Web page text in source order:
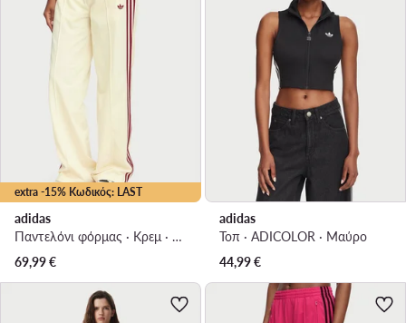
extra -15% Κωδικός: LAST
adidas
Παντελόνι φόρμας · Κρεμ · Relaxed Fit
69,99€
adidas
Τοπ · ADICOLOR · Μαύρο
44,99€